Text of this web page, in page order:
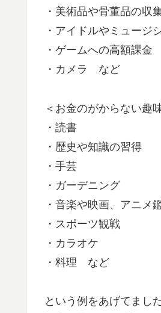
・美術品や骨董品の収
・アイドルやミュージ
・ゲームへの高額課金
・カメラ など
＜お金のがからない趣
・読書
・歴史や知識の習得
・手芸
・ガーデニング
・音楽や映画、アニメ
・スポーツ観戦
・カラオケ
・料理 など
という例をあげてまし